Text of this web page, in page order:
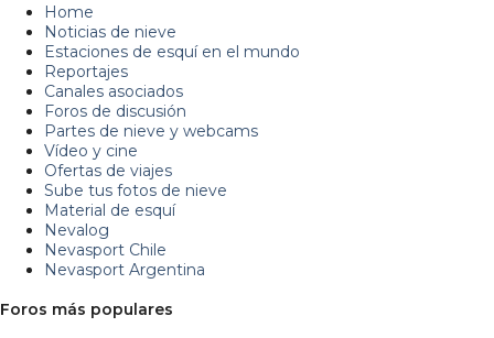
Home
Noticias de nieve
Estaciones de esquí en el mundo
Reportajes
Canales asociados
Foros de discusión
Partes de nieve y webcams
Vídeo y cine
Ofertas de viajes
Sube tus fotos de nieve
Material de esquí
Nevalog
Nevasport Chile
Nevasport Argentina
Foros más populares